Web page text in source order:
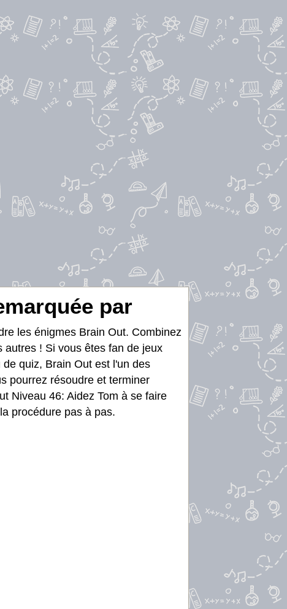
par
les énigmes Brain Out. Combinez
! Si vous êtes fan de jeux
quiz, Brain Out est l'un des
pourrez résoudre et terminer
Niveau 46: Aidez Tom à se faire
procédure pas à pas.